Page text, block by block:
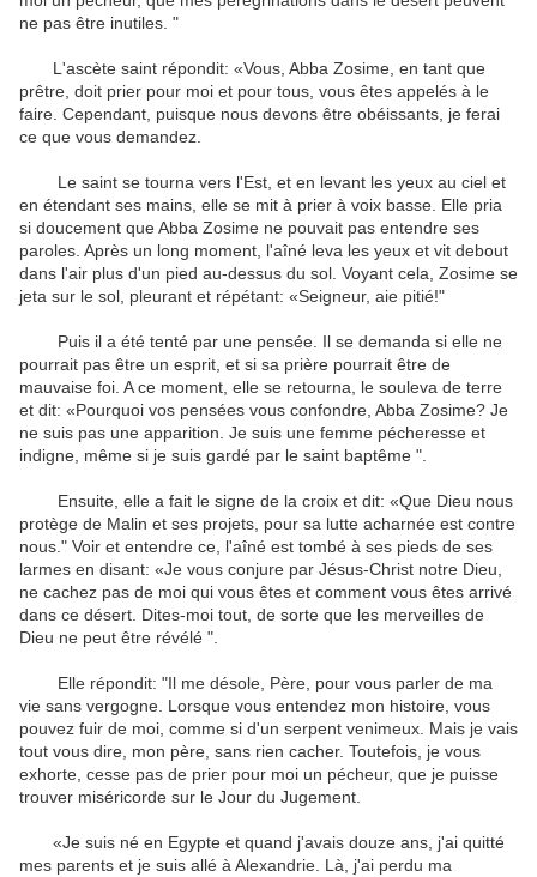
ne pas être inutiles "
L'ascète saint répondit: «Vous, Abba Zosime en tant que
prêtre doit prier pour moi et pour tous, vous êtes appelés à le
faire. Cependant, puisque nous devons être obéissants , je ferai
ce que vous demandez
Le saint se tourna vers l'Est et en levant les yeux au ciel et
en étendant ses mains, elle se mit à prier à voix basse Elle pria
si doucement queAbba Zosime ne pouvait pas entendre ses
paroles Après un long moment l'aîné leva les yeux et vit debout
dans l'air plus d'un pied au-dessus du sol. Voyant cela, Zosime se
jeta sur le sol, pleurant et répétant: «Seigneur, aie pitié!"
Puis il a été tenté par une pensée Il se demanda si elle ne
pourrait pas être un esprit et si sa prière pourrait être de
mauvaise foi A ce moment, elle se retourna le souleva de terre
et dit: «Pourquoi vos pensées vous confondre Abba Zosime? Je
ne suis pas une apparition Je suis une femme pécheresse et
indigne , même si je suis gardé par le saint baptême "
Ensuite, elle a fait le signe de la croix et dit: «Que Dieu nous
protège de Malin et ses projets pour sa lutte acharnée est contre
nous ." Voir et entendre ce l'aîné est tombé à ses pieds de ses
larmes en disant: «Je vous conjure par Jésus-Christ notre Dieu
ne cachez pas de moi qui vous êtes et comment vous êtes arrivé
dans ce désert Dites-moi tout de sorte que les merveilles de
Dieu ne peut être révélé "
Elle répondit: "Il me désole Père pour vous parler de ma
vie sans vergogne Lorsque vous entendez mon histoire , vous
pouvez fuir de moi comme si d'un serpent venimeux Mais je vais
tout vous dire , mon père, sans rien cacher. Toutefois je vous
exhorte cesse pas de prier pour moi un pécheur, que je puisse
trouver miséricorde sur le Jour du Jugement
«Je suis né en Egypte et quand j'avais douze ans, j'ai quitté
mes parents et je suis allé à Alexandrie Là, j'ai perdu ma